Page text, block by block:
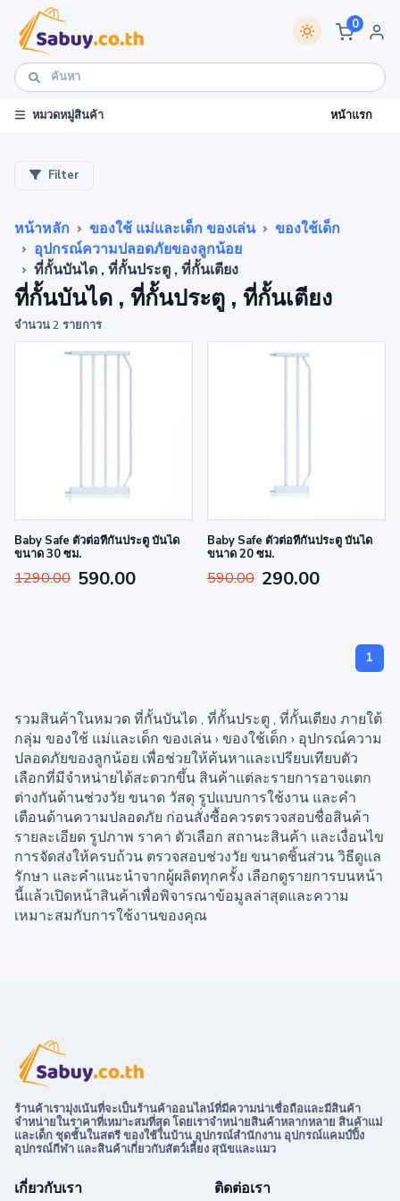
0
หมวดหมู่สินค้า หน้าแรก
Filter
หน้าหลัก ของใช้ แม่และเด็ก ของเล่น
ของใช้เด็ก
อุปกรณ์ความปลอดภัยของลูกน้อย
ที่กั้นบันได , ที่กั้นประตู , ที่กั้นเตียง
ที่กั้นบันได , ที่กั้นประตู , ที่กั้นเตียง
จำนวน 2 รายการ
Baby Safe ตัวต่อที่กั้นประตู บันได
ขนาด 30 ซม.
1290.00 590.00
Baby Safe ตัวต่อที่กั้นประตู บันได
ขนาด 20 ซม.
590.00 290.00
1
รวมสินค้าในหมวด ที่กั้นบันได , ที่กั้นประตู , ที่กั้นเตียง ภายใต้
กลุ่ม ของใช้ แม่และเด็ก ของเล่น › ของใช้เด็ก › อุปกรณ์ความ
ปลอดภัยของลูกน้อย เพื่อช่วยให้ค้นหาและเปรียบเทียบตัว
เลือกที่มีจำหน่ายได้สะดวกขึ้น สินค้าแต่ละรายการอาจแตก
ต่างกันด้านช่วงวัย ขนาด วัสดุ รูปแบบการใช้งาน และคำ
เตือนด้านความปลอดภัย ก่อนสั่งซื้อควรตรวจสอบชื่อสินค้า
รายละเอียด รูปภาพ ราคา ตัวเลือก สถานะสินค้า และเงื่อนไข
การจัดส่งให้ครบถ้วน ตรวจสอบช่วงวัย ขนาดชิ้นส่วน วิธีดูแล
รักษา และคำแนะนำจากผู้ผลิตทุกครั้ง เลือกดูรายการบนหน้า
นี้แล้วเปิดหน้าสินค้าเพื่อพิจารณาข้อมูลล่าสุดและความ
เหมาะสมกับการใช้งานของคุณ
ร้านค้าเรามุ่งเน้นที่จะเป็นร้านค้าออนไลน์ที่มีความน่าเชื่อถือและมีสินค้า
จำหน่ายในราคาที่เหมาะสมที่สุด โดยเราจำหน่ายสินค้าหลากหลาย สินค้าแม่
และเด็ก ชุดชั้นในสตรี ของใช้ในบ้าน อุปกรณ์สำนักงาน อุปกรณ์แคมป์ปิ้ง
อุปกรณ์กีฬา และสินค้าเกี่ยวกับสัตว์เลี้ยง สุนัขและแมว
เกี่ยวกับเรา ติดต่อเรา